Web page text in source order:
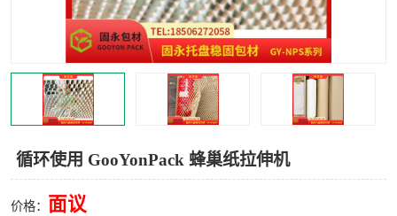
循环使用 GooYonPack 蜂巢纸拉伸机
价格： 面议